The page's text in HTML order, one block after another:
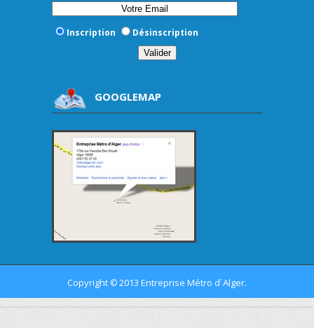
Inscription Désinscription
GOOGLEMAP
Copyright ©2013 Entreprise Métro d´Alger.